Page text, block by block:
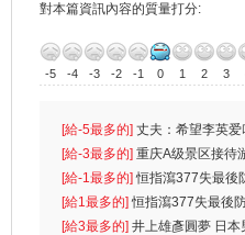
對本篇資訊內容的質量打分:
-5 -4 -3 -2 -1 0 1 2 3
[給-5最多的] 丈夫：希望李英
先
[給-3最多的] 重庆A级景区接待
[給-1最多的]恒指瀉377失最後
無
[給1最多的]恒指瀉377失最後
[給3最多的] 井上雄彥圓夢 日本